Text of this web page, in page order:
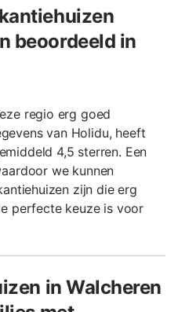
beoordeeld in
regio erg goed
van Holidu, heeft
4,5 sterren. Een
we kunnen
zijn die erg
perfecte keuze is voor
in Walcheren